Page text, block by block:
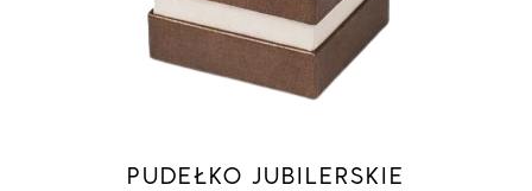
PUDEŁKO JUBILERSKIE